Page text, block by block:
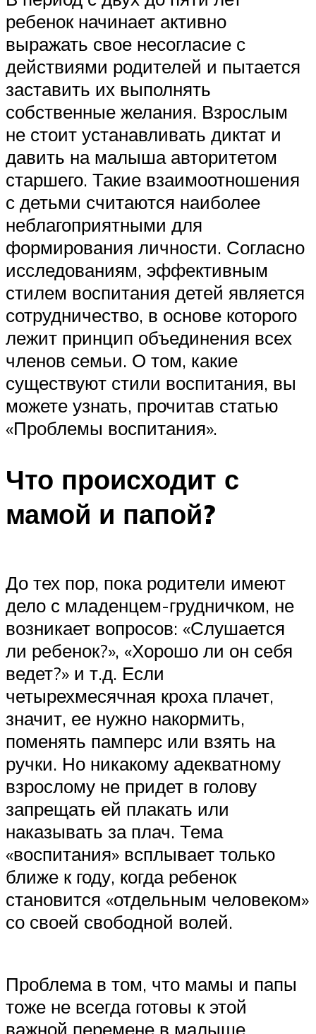
ребенок начинает активно
выражать свое несогласие с
действиями родителей и пытается
заставить их выполнять
собственные желания. Взрослым
не стоит устанавливать диктат и
давить на малыша авторитетом
старшего. Такие взаимоотношения
с детьми считаются наиболее
неблагоприятными для
формирования личности. Согласно
исследованиям, эффективным
стилем воспитания детей является
сотрудничество, в основе которого
лежит принцип объединения всех
членов семьи. О том, какие
существуют стили воспитания, вы
можете узнать, прочитав статью
«Проблемы воспитания».
Что происходит с
мамой и папой?
До тех пор, пока родители имеют
дело с младенцем-грудничком, не
возникает вопросов: «Слушается
ли ребенок?», «Хорошо ли он себя
ведет?» и т.д. Если
четырехмесячная кроха плачет,
значит, ее нужно накормить,
поменять памперс или взять на
ручки. Но никакому адекватному
взрослому не придет в голову
запрещать ей плакать или
наказывать за плач. Тема
«воспитания» всплывает только
ближе к году, когда ребенок
становится «отдельным человеком»
со своей свободной волей.
Проблема в том, что мамы и папы
тоже не всегда готовы к этой
важной перемене в малыше.